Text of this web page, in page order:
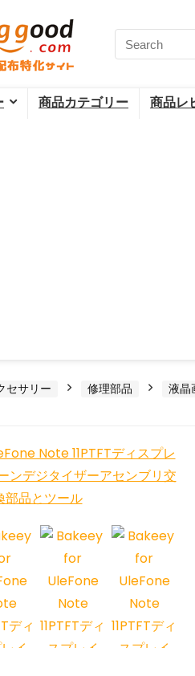
商品カテゴリー 商品レ
セサリー 修理部品 液晶